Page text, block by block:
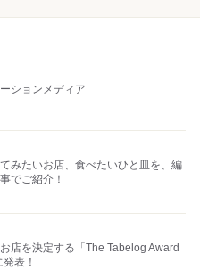
ションメディア
みたいお店、食べたいひと皿を、編
でご紹介！
店を決定する「The Tabelog Award
表！